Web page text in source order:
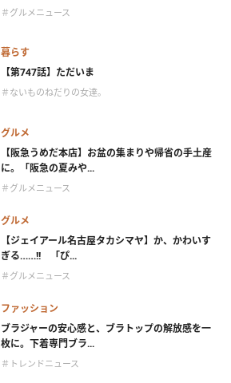
＃グルメニュース
暮らす
【第747話】ただいま
＃ないものねだりの女達。
グルメ
【阪急うめだ本店】お盆の集まりや帰省の手土産
に。「阪急の夏みや...
＃グルメニュース
グルメ
【ジェイアール名古屋タカシマヤ】か、かわいす
ぎる……!! 「ぴ...
＃グルメニュース
ファッション
ブラジャーの安心感と、ブラトップの解放感を一
枚に。下着専門ブラ...
＃トレンドニュース